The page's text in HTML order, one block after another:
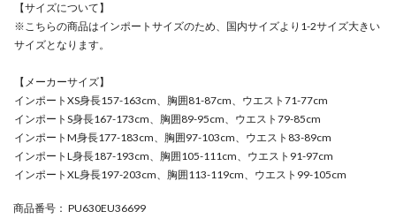
【サイズについて】
※こちらの商品はインポートサイズのため、国内サイズより1-2サイズ大きい
サイズとなります。
【メーカーサイズ】
インポートXS身長157-163cm、胸囲81-87cm、ウエスト71-77cm
インポートS身長167-173cm、胸囲89-95cm、ウエスト79-85cm
インポートM身長177-183cm、胸囲97-103cm、ウエスト83-89cm
インポートL身長187-193cm、胸囲105-111cm、ウエスト91-97cm
インポートXL身長197-203cm、胸囲113-119cm、ウエスト99-105cm
商品番号 ： PU630EU36699